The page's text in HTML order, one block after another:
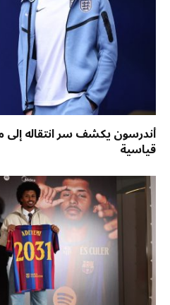
أندرسون يكشف سر انتقاله
قياسية